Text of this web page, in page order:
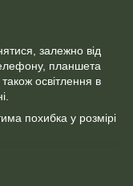
залежно від
планшета
також освітлення в
похибка у розмірі